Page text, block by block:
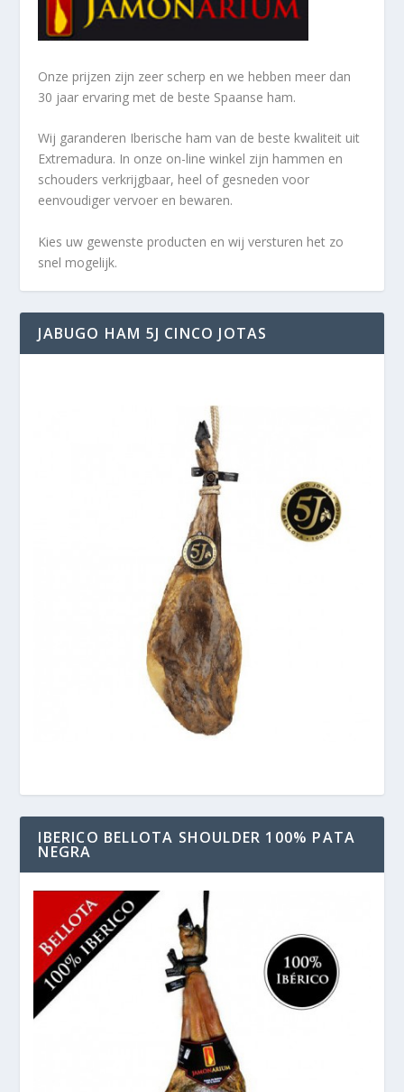
Onze prijzen zijn zeer scherp en we hebben meer dan
30 jaar ervaring met de beste Spaanse ham.
Wij garanderen Iberische ham van de beste kwaliteit uit
Extremadura. In onze on-line winkel zijn hammen en
schouders verkrijgbaar, heel of gesneden voor
eenvoudiger vervoer en bewaren.
Kies uw gewenste producten en wij versturen het zo
snel mogelijk.
JABUGO HAM 5J CINCO JOTAS
IBERICO BELLOTA SHOULDER 100% PATA
NEGRA